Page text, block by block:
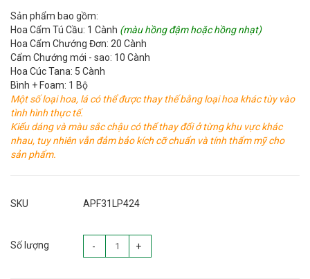
Sản phẩm bao gồm:
Hoa Cẩm Tú Cầu: 1 Cành (màu hồng đậm hoặc hồng nhạt)
Hoa Cẩm Chướng Đơn: 20 Cành
Cẩm Chướng mới - sao: 10 Cành
Hoa Cúc Tana: 5 Cành
Bình + Foam: 1 Bộ
Một số loại hoa, lá có thể được thay thế bằng loại hoa khác tùy vào
tình hình thực tế.
Kiểu dáng và màu sắc chậu có thể thay đổi ở từng khu vực khác
nhau, tuy nhiên vẫn đảm bảo kích cỡ chuẩn và tính thẩm mỹ cho
sản phẩm.
SKU APF31LP424
Số lượng - +